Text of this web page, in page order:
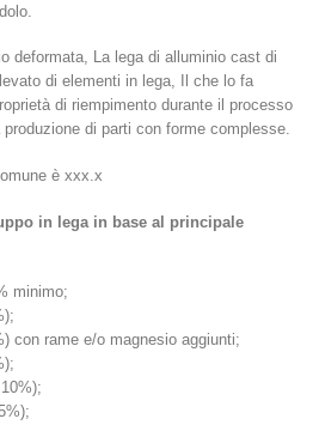
deformata, La lega di alluminio cast di
di elementi in lega, Il che lo fa
di riempimento durante il processo
di parti con forme complesse.
è xxx.x
in lega in base al principale
minimo;
con rame e/o magnesio aggiunti;